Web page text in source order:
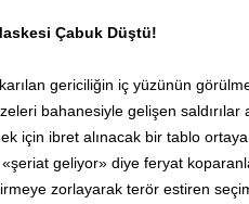
Çabuk Düştü!
gericiliğin iç yüzünün
bahanesiyle gelişen saldırılar
için ibret alınacak bir tablo
«şeriat geliyor» diye feryat
zorlayarak terör estiren